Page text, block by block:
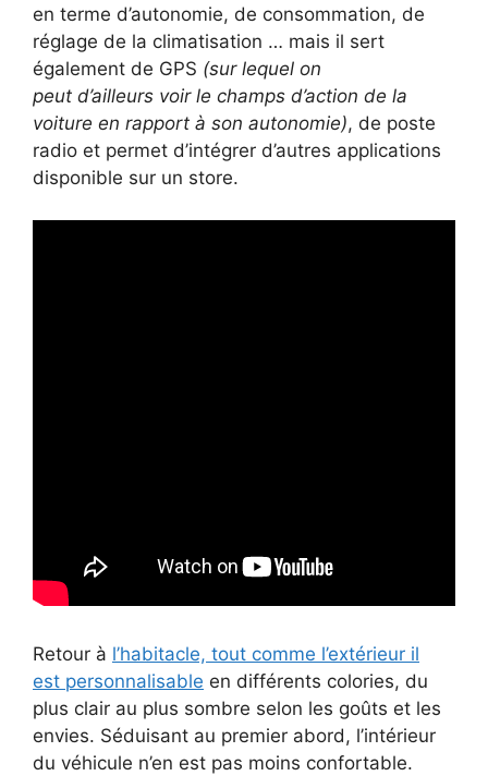
en terme d’autonomie, de consommation, de
réglage de la climatisation … mais il sert
également de GPS (sur lequel on
peut d’ailleurs voir le champs d’action de la
voiture en rapport à son autonomie), de poste
radio et permet d’intégrer d’autres applications
disponible sur un store.
Retour à l’habitacle, tout comme l’extérieur il
est personnalisable en différents colories, du
plus clair au plus sombre selon les goûts et les
envies. Séduisant au premier abord, l’intérieur
du véhicule n’en est pas moins confortable.